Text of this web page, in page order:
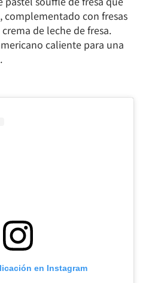
complementado con fresas
de leche de fresa.
caliente para una
en Instagram